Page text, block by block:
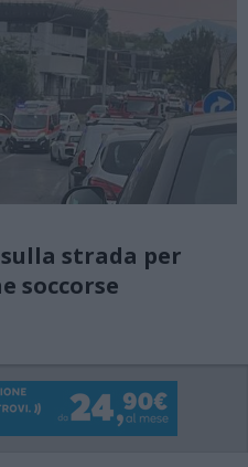
strada per
soccorse